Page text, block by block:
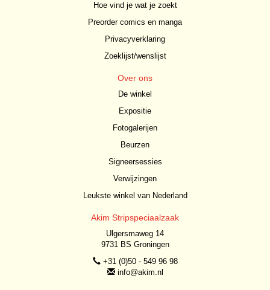
Hoe vind je wat je zoekt
Preorder comics en manga
Privacyverklaring
Zoeklijst/wenslijst
Over ons
De winkel
Expositie
Fotogalerijen
Beurzen
Signeersessies
Verwijzingen
Leukste winkel van Nederland
Akim Stripspeciaalzaak
Ulgersmaweg 14
9731 BS Groningen
+31 (0)50 - 549 96 98
info@akim.nl